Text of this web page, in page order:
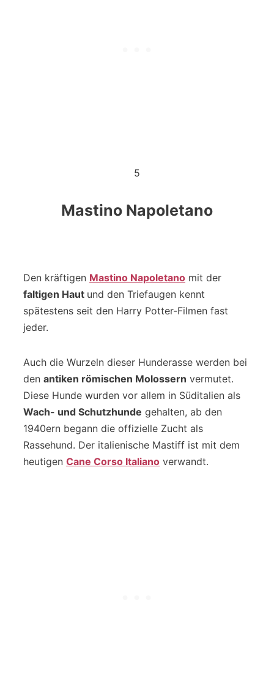
5
Mastino Napoletano
Den kräftigen Mastino Napoletano mit der
faltigen Haut und den Triefaugen kennt
spätestens seit den Harry Potter-Filmen fast
jeder.
Auch die Wurzeln dieser Hunderasse werden bei
den antiken römischen Molossern vermutet.
Diese Hunde wurden vor allem in Süditalien als
Wach- und Schutzhunde gehalten, ab den
1940ern begann die offizielle Zucht als
Rassehund. Der italienische Mastiff ist mit dem
heutigen Cane Corso Italiano verwandt.